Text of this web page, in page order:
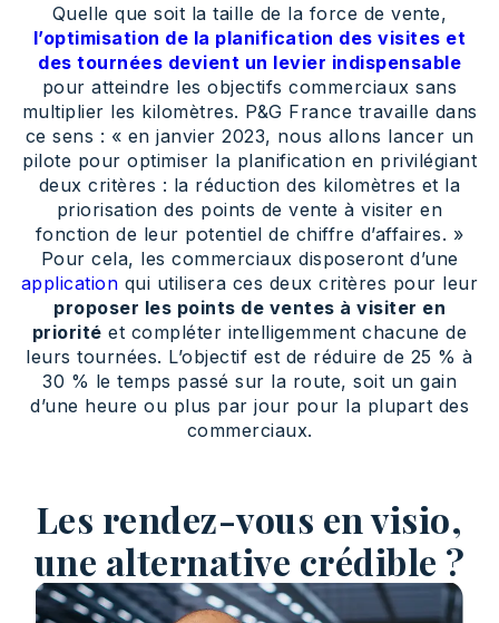
Quelle que soit la taille de la force de vente,
l’optimisation de la planification des visites et
des tournées devient un levier indispensable
pour atteindre les objectifs commerciaux sans
multiplier les kilomètres. P&G France travaille dans
ce sens : « en janvier 2023, nous allons lancer un
pilote pour optimiser la planification en privilégiant
deux critères : la réduction des kilomètres et la
priorisation des points de vente à visiter en
fonction de leur potentiel de chiffre d’affaires. »
Pour cela, les commerciaux disposeront d’une
application qui utilisera ces deux critères pour leur
proposer les points de ventes à visiter en
priorité et compléter intelligemment chacune de
leurs tournées. L’objectif est de réduire de 25 % à
30 % le temps passé sur la route, soit un gain
d’une heure ou plus par jour pour la plupart des
commerciaux.
Les rendez-vous en visio,
une alternative crédible ?